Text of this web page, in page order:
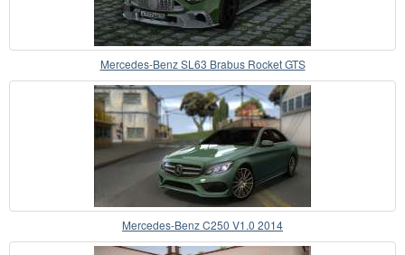
Mercedes-Benz SL63 Brabus Rocket GTS
Mercedes-Benz C250 V1.0 2014